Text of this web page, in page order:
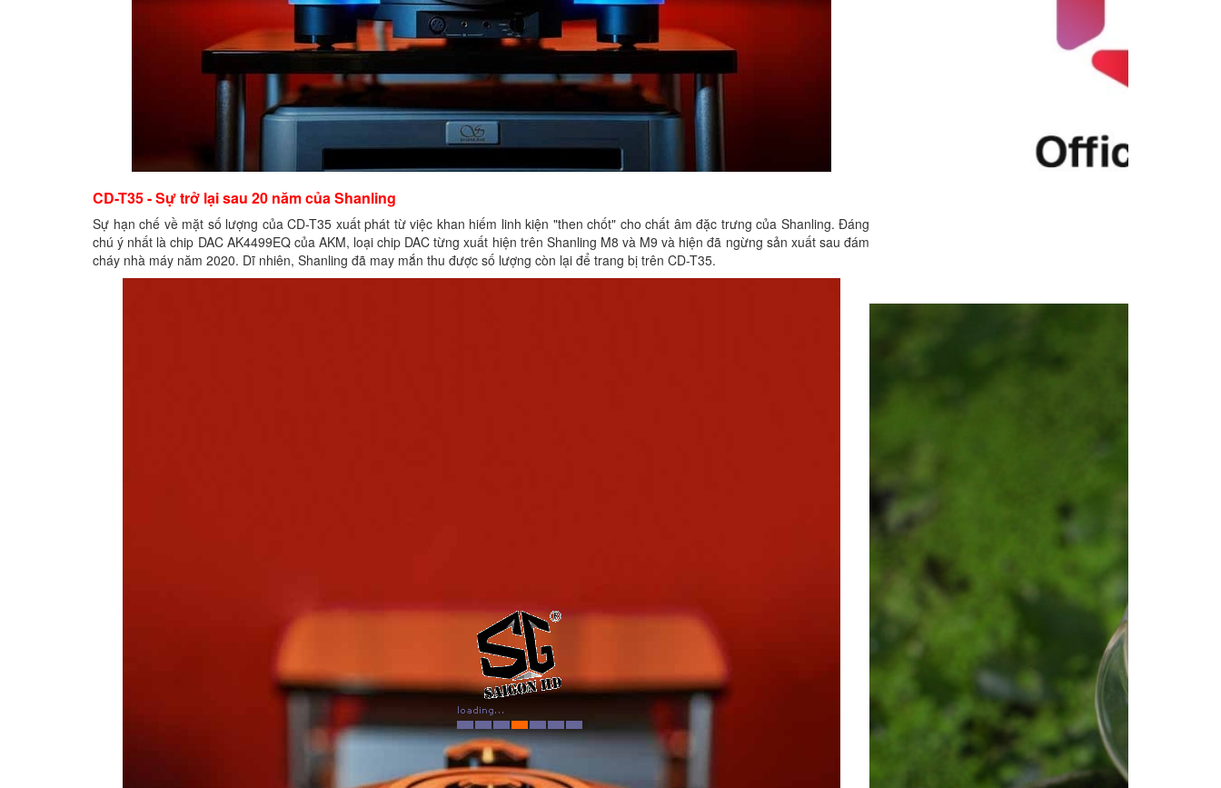
CD-T35 - Sự trở lại sau 20 năm của Shanling
Sự hạn chế về mặt số lượng của CD-T35 xuất phát từ việc khan hiếm linh kiện "then chốt" cho chất âm đặc trưng của Shanling. Đáng
chú ý nhất là chip DAC AK4499EQ của AKM, loại chip DAC từng xuất hiện trên Shanling M8 và M9 và hiện đã ngừng sản xuất sau đám
cháy nhà máy năm 2020. Dĩ nhiên, Shanling đã may mắn thu được số lượng còn lại để trang bị trên CD-T35.